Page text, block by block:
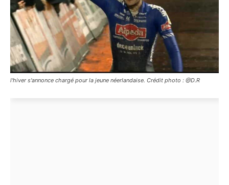
l'hiver s'annonce chargé pour la jeune néerlandaise. Crédit photo : @D.R